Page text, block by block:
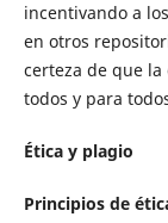
incentivando a
en otros
certeza de que
todos y para
Ética y plagio
Principios de